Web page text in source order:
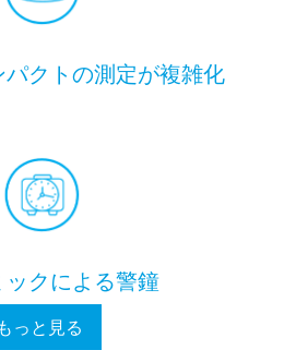
クトの測定が複雑化
クによる警鐘
もっと見る